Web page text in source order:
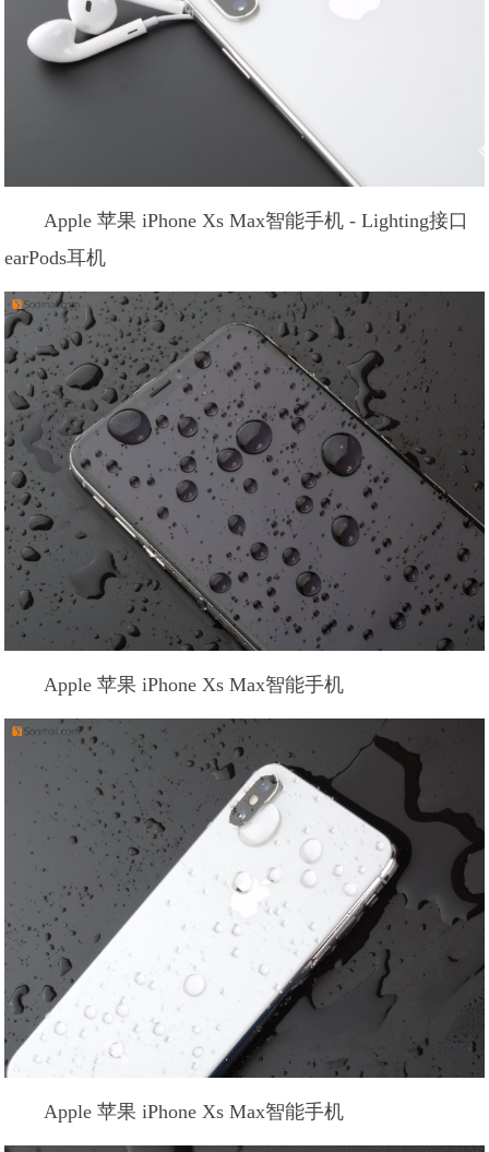
Apple 苹果 iPhone Xs Max智能手机 - Lighting接口
earPods耳机
Apple 苹果 iPhone Xs Max智能手机
Apple 苹果 iPhone Xs Max智能手机